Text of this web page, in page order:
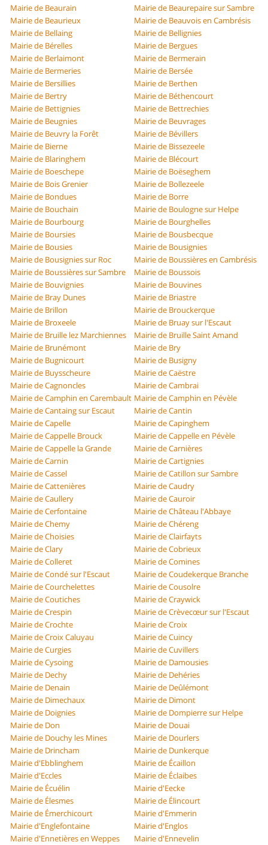
Mairie de Beaurain
Mairie de Beaurepaire sur Sambre
Mairie de Beaurieux
Mairie de Beauvois en Cambrésis
Mairie de Bellaing
Mairie de Bellignies
Mairie de Bérelles
Mairie de Bergues
Mairie de Berlaimont
Mairie de Bermerain
Mairie de Bermeries
Mairie de Bersée
Mairie de Bersillies
Mairie de Berthen
Mairie de Bertry
Mairie de Béthencourt
Mairie de Bettignies
Mairie de Bettrechies
Mairie de Beugnies
Mairie de Beuvrages
Mairie de Beuvry la Forêt
Mairie de Bévillers
Mairie de Bierne
Mairie de Bissezeele
Mairie de Blaringhem
Mairie de Blécourt
Mairie de Boeschepe
Mairie de Boëseghem
Mairie de Bois Grenier
Mairie de Bollezeele
Mairie de Bondues
Mairie de Borre
Mairie de Bouchain
Mairie de Boulogne sur Helpe
Mairie de Bourbourg
Mairie de Bourghelles
Mairie de Boursies
Mairie de Bousbecque
Mairie de Bousies
Mairie de Bousignies
Mairie de Bousignies sur Roc
Mairie de Boussières en Cambrésis
Mairie de Boussières sur Sambre
Mairie de Boussois
Mairie de Bouvignies
Mairie de Bouvines
Mairie de Bray Dunes
Mairie de Briastre
Mairie de Brillon
Mairie de Brouckerque
Mairie de Broxeele
Mairie de Bruay sur l'Escaut
Mairie de Bruille lez Marchiennes
Mairie de Bruille Saint Amand
Mairie de Brunémont
Mairie de Bry
Mairie de Bugnicourt
Mairie de Busigny
Mairie de Buysscheure
Mairie de Caëstre
Mairie de Cagnoncles
Mairie de Cambrai
Mairie de Camphin en Carembault Mairie de Camphin en Pévèle
Mairie de Cantaing sur Escaut
Mairie de Cantin
Mairie de Capelle
Mairie de Capinghem
Mairie de Cappelle Brouck
Mairie de Cappelle en Pévèle
Mairie de Cappelle la Grande
Mairie de Carnières
Mairie de Carnin
Mairie de Cartignies
Mairie de Cassel
Mairie de Catillon sur Sambre
Mairie de Cattenières
Mairie de Caudry
Mairie de Caullery
Mairie de Cauroir
Mairie de Cerfontaine
Mairie de Château l'Abbaye
Mairie de Chemy
Mairie de Chéreng
Mairie de Choisies
Mairie de Clairfayts
Mairie de Clary
Mairie de Cobrieux
Mairie de Colleret
Mairie de Comines
Mairie de Condé sur l'Escaut
Mairie de Coudekerque Branche
Mairie de Courchelettes
Mairie de Cousolre
Mairie de Coutiches
Mairie de Craywick
Mairie de Crespin
Mairie de Crèvecœur sur l'Escaut
Mairie de Crochte
Mairie de Croix
Mairie de Croix Caluyau
Mairie de Cuincy
Mairie de Curgies
Mairie de Cuvillers
Mairie de Cysoing
Mairie de Damousies
Mairie de Dechy
Mairie de Dehéries
Mairie de Denain
Mairie de Deûlémont
Mairie de Dimechaux
Mairie de Dimont
Mairie de Doignies
Mairie de Dompierre sur Helpe
Mairie de Don
Mairie de Douai
Mairie de Douchy les Mines
Mairie de Dourlers
Mairie de Drincham
Mairie de Dunkerque
Mairie d'Ebblinghem
Mairie de Écaillon
Mairie d'Eccles
Mairie de Éclaibes
Mairie de Écuélin
Mairie d'Eecke
Mairie de Élesmes
Mairie de Élincourt
Mairie de Émerchicourt
Mairie d'Emmerin
Mairie d'Englefontaine
Mairie d'Englos
Mairie d'Ennetières en Weppes
Mairie d'Ennevelin